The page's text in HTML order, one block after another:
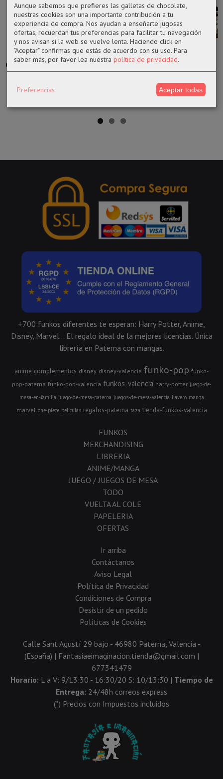
Set de Imanes
Chibi One piece
10,95 €
Funko pop
1113
Ratcatcher II
Figura pop 54
Ron Weasley en
escoba...
19,99 €
White de
Disney
+700 funkos diferentes te esperan: Harry Potter, Anime,
Disney, Marvel... El regalo ideal de la mejores licencias. Única
librería en Paterna con mangas.
anime complementos disney disney-valencia funko-pop funko-
pop-paterna funko-pop-valencia funkos-valencia harry-potter juego-de-
mesa-en-familia juego-de-mesa-paterna juegos-de-mesa-valencia llavero manga
marvel one-piece peliculas regalos-paterna taza tienda-funkos-valencia
FUNKOS
MERCHANDISING
LIBRERIA
ANIME/MANGA
JUEGO / JUEGOS DE MESA
TODO
VUELTA AL COLE
PAPELERIA
OFERTAS
Ir arriba
Contáctanos
Aviso Legal
Política de Privacidad
Condiciones de Compra
Desistir de un pedido
Políticas de Cookies
Calle Sant Agustí 29 bajo - 46980 Paterna, Valencia -
(España) | Fantasiaeimaginacion.tienda@gmail.com |
677341479
Horario: L a V: 9/13:30 - 16:30/20 S: 10/13:30 | Tiempo de
Entrega: 24/48h correos express
(*) Precios con Impuestos incluidos
Aunque sabemos que prefieres las galletas de chocolate,
nuestras cookies son una importante contribución a tu
experiencia de compra. Nos ayudan a enseñarte jugosas
ofertas, recuerdan tus preferencias para facilitar tu navegación
y nos avisan si la web se vuelve lenta. Haciendo click en
"Aceptar" confirmas que estás de acuerdo con su uso. Para
saber más, por favor lea nuestra política de privacidad.
Preferencias Aceptar todas